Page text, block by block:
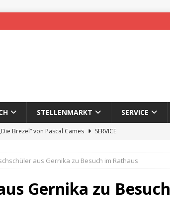
STELLENMARKT SERVICE
Brezel“ von Pascal Cames
SERVICE
des 65. Fasnetsumzugs Dillweißenstein
aus Gernika zu Besuch im Rathaus
Gernika zu Besuch